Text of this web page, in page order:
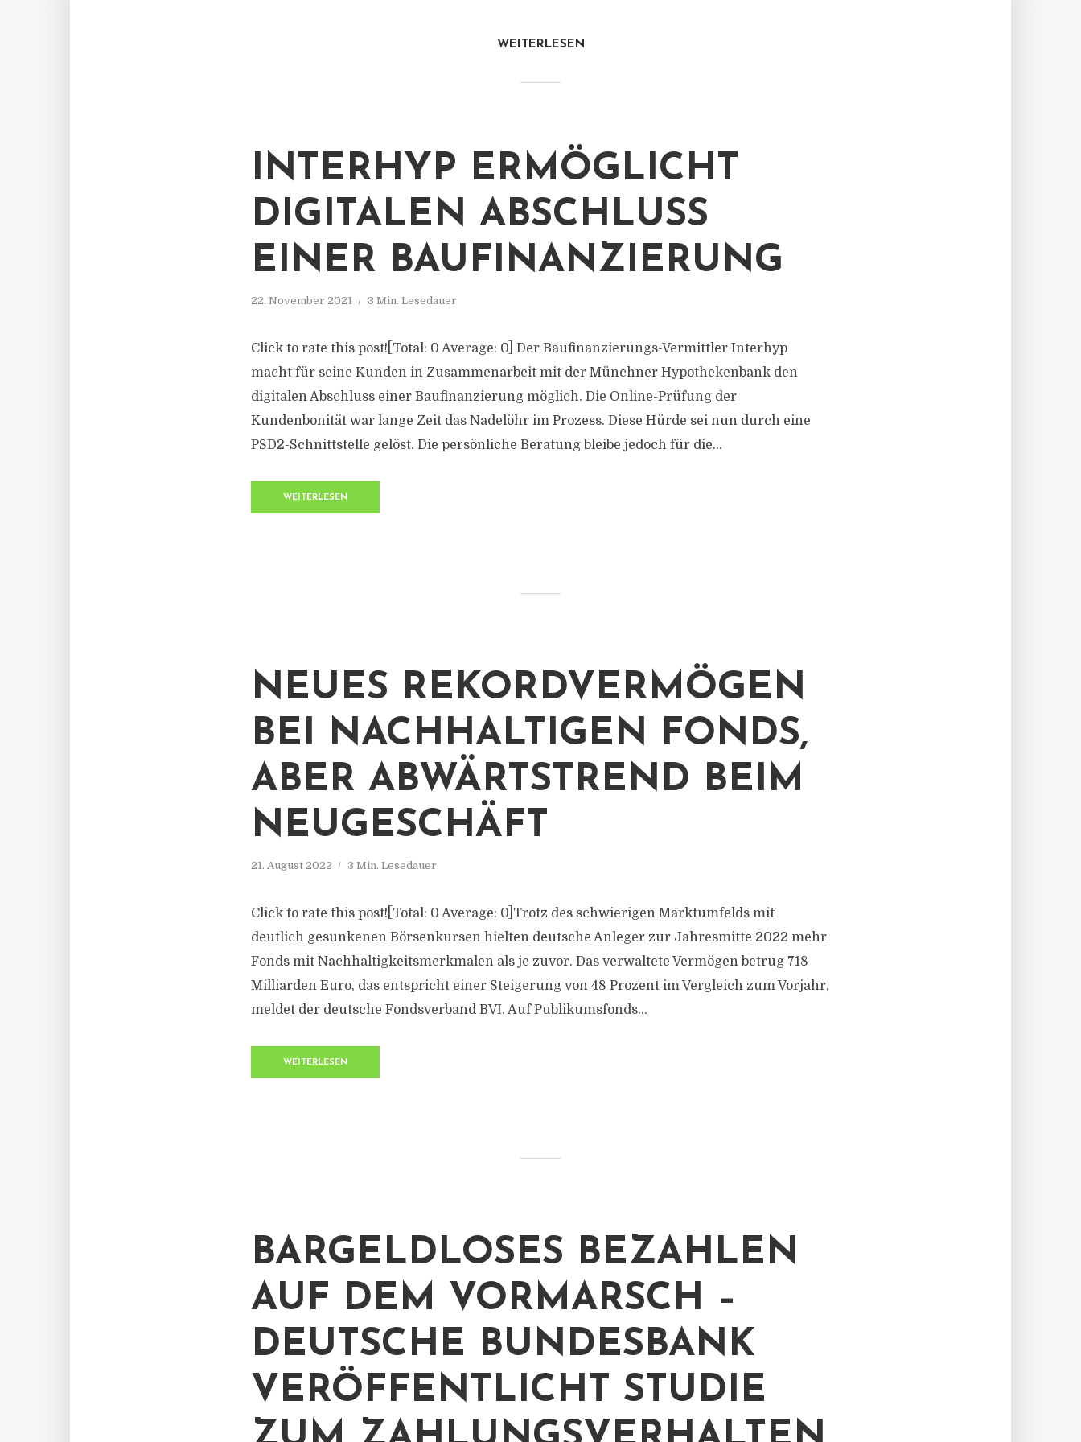
WEITERLESEN
INTERHYP ERMÖGLICHT
DIGITALEN ABSCHLUSS
EINER BAUFINANZIERUNG
22. November 2021 3 Min. Lesedauer
Click to rate this post![Total: 0 Average: 0] Der Baufinanzierungs-Vermittler Interhyp
macht für seine Kunden in Zusammenarbeit mit der Münchner Hypothekenbank den
digitalen Abschluss einer Baufinanzierung möglich. Die Online-Prüfung der
Kundenbonität war lange Zeit das Nadelöhr im Prozess. Diese Hürde sei nun durch eine
PSD2-Schnittstelle gelöst. Die persönliche Beratung bleibe jedoch für die...
WEITERLESEN
NEUES REKORDVERMÖGEN
BEI NACHHALTIGEN FONDS,
ABER ABWÄRTSTREND BEIM
NEUGESCHÄFT
21. August 2022 3 Min. Lesedauer
Click to rate this post![Total: 0 Average: 0]Trotz des schwierigen Marktumfelds mit
deutlich gesunkenen Börsenkursen hielten deutsche Anleger zur Jahresmitte 2022 mehr
Fonds mit Nachhaltigkeitsmerkmalen als je zuvor. Das verwaltete Vermögen betrug 718
Milliarden Euro, das entspricht einer Steigerung von 48 Prozent im Vergleich zum Vorjahr,
meldet der deutsche Fondsverband BVI. Auf Publikumsfonds...
WEITERLESEN
BARGELDLOSES BEZAHLEN
AUF DEM VORMARSCH –
DEUTSCHE BUNDESBANK
VERÖFFENTLICHT STUDIE